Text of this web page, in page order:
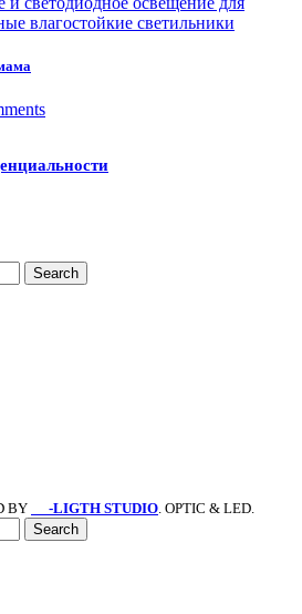
Search
BY -LIGTH STUDIO . OPTIC & LED.
Search